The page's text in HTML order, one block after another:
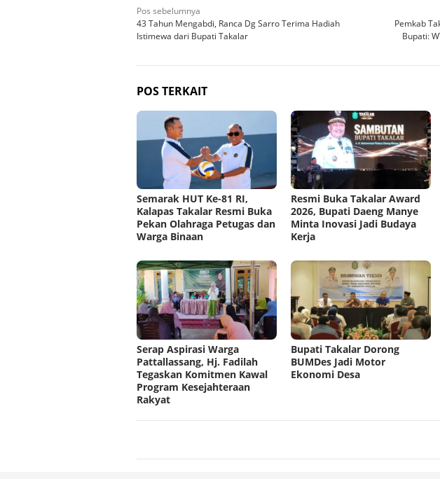
Navigasi
pos
Pos sebelumnya
43 Tahun Mengabdi, Ranca Dg Sarro Terima Hadiah
Istimewa dari Bupati Takalar
Pemkab
Bupati:
POS TERKAIT
Semarak HUT Ke-81 RI,
Kalapas Takalar Resmi Buka
Pekan Olahraga Petugas dan
Warga Binaan
Resmi Buka Takalar Award
2026, Bupati Daeng Manye
Minta Inovasi Jadi Budaya
Kerja
Serap Aspirasi Warga
Pattallassang, Hj. Fadilah
Tegaskan Komitmen Kawal
Program Kesejahteraan
Rakyat
Bupati Takalar Dorong
BUMDes Jadi Motor
Ekonomi Desa